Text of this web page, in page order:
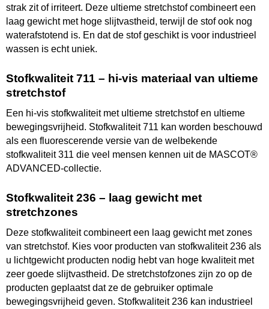
strak zit of irriteert. Deze ultieme stretchstof combineert een
laag gewicht met hoge slijtvastheid, terwijl de stof ook nog
waterafstotend is. En dat de stof geschikt is voor industrieel
wassen is echt uniek.
Stofkwaliteit 711 – hi-vis materiaal van ultieme
stretchstof
Een hi-vis stofkwaliteit met ultieme stretchstof en ultieme
bewegingsvrijheid. Stofkwaliteit 711 kan worden beschouwd
als een fluorescerende versie van de welbekende
stofkwaliteit 311 die veel mensen kennen uit de MASCOT®
ADVANCED-collectie.
Stofkwaliteit 236 – laag gewicht met
stretchzones
Deze stofkwaliteit combineert een laag gewicht met zones
van stretchstof. Kies voor producten van stofkwaliteit 236 als
u lichtgewicht producten nodig hebt van hoge kwaliteit met
zeer goede slijtvastheid. De stretchstofzones zijn zo op de
producten geplaatst dat ze de gebruiker optimale
bewegingsvrijheid geven. Stofkwaliteit 236 kan industrieel